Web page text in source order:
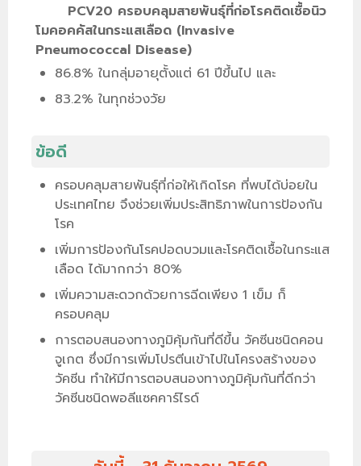
PCV20 ครอบคลุมสายพันธุ์ที่ก่อโรคติดเชื้อนิว
โมคอคคัสในกระแสเลือด (Invasive
Pneumococcal Disease)
86.8% ในกลุ่มอายุตั้งแต่ 61 ปีขึ้นไป และ
83.2% ในทุกช่วงวัย
ข้อดี
ครอบคลุมสายพันธุ์ที่ก่อให้เกิดโรค ที่พบได้บ่อยใน
ประเทศไทย จึงช่วยเพิ่มประสิทธิภาพในการป้องกัน
โรค
เพิ่มการป้องกันโรคปอดบวมและโรคติดเชื้อในกระแส
เลือด ได้มากกว่า 80%
เพิ่มความสะดวกด้วยการฉีดเพียง 1 เข็ม ก็
ครอบคลุม
การตอบสนองทางภูมิคุ้มกันที่ดีขึ้น วัคซีนชนิดคอน
จูเกต ซึ่งมีการเพิ่มโปรตีนเข้าไปในโครงสร้างของ
วัคซีน ทำให้มีการตอบสนองทางภูมิคุ้มกันที่ดีกว่า
วัคซีนชนิดพอลีแซคคาร์ไรด์